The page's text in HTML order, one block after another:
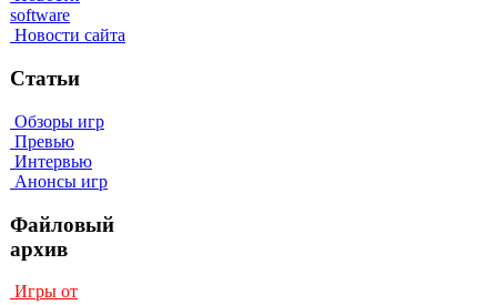
software
Новости сайта
Статьи
Обзоры игр
Превью
Интервью
Анонсы игр
Файловый
архив
Игры от